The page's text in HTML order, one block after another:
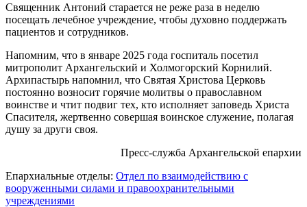
Священник Антоний старается не реже раза в неделю
посещать лечебное учреждение, чтобы духовно поддержать
пациентов и сотрудников.
Напомним, что в январе 2025 года госпиталь посетил
митрополит Архангельский и Холмогорский Корнилий.
Архипастырь напомнил, что Святая Христова Церковь
постоянно возносит горячие молитвы о православном
воинстве и чтит подвиг тех, кто исполняет заповедь Христа
Спасителя, жертвенно совершая воинское служение, полагая
душу за други своя.
Пресс-служба Архангельской епархии
Епархиальные отделы: Отдел по взаимодействию с
вооруженными силами и правоохранительными
учреждениями